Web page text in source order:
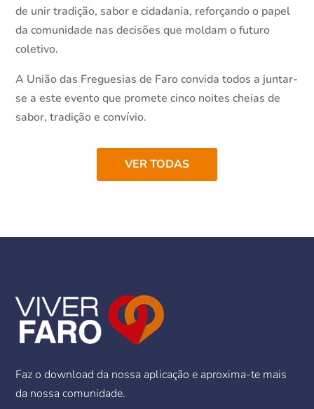
de unir tradição, sabor e cidadania, reforçando o papel
da comunidade nas decisões que moldam o futuro
coletivo.
A União das Freguesias de Faro convida todos a juntar-
se a este evento que promete cinco noites cheias de
sabor, tradição e convívio.
VER TODAS
Faz o download da nossa aplicação e aproxima-te mais
da nossa comunidade.